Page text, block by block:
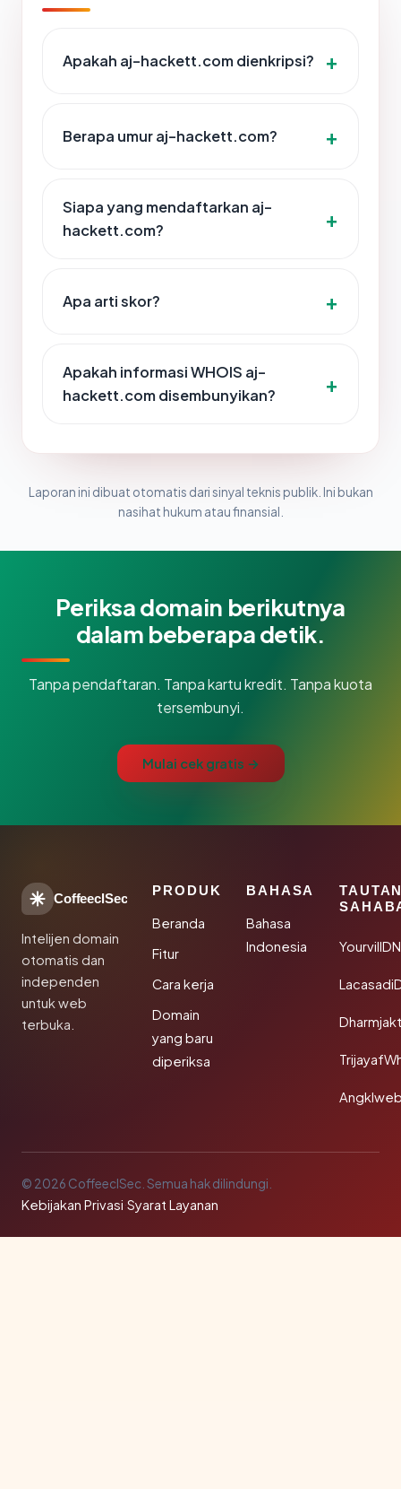
Apakah aj-hackett.com dienkripsi?
Berapa umur aj-hackett.com?
Siapa yang mendaftarkan aj-
hackett.com?
Apa arti skor?
Apakah informasi WHOIS aj-
hackett.com disembunyikan?
Laporan ini dibuat otomatis dari sinyal teknis publik. Ini bukan
nasihat hukum atau finansial.
Periksa domain berikutnya
dalam beberapa detik.
Tanpa pendaftaran. Tanpa kartu kredit. Tanpa kuota
tersembunyi.
Mulai cek gratis →
CoffeeclSec
Intelijen domain
otomatis dan
independen
untuk web
terbuka.
PRODUK
Beranda
Fitur
Cara kerja
Domain
yang baru
diperiksa
BAHASA
Bahasa
Indonesia
© 2026 CoffeeclSec. Semua hak dilindungi.
Kebijakan Privasi·Syarat Layanan